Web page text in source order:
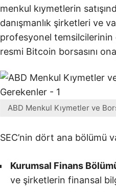
menkul kıymetlerin
danışmanlık şirketleri ve
profesyonel temsilcilerinin
resmi Bitcoin borsasını
ABD Menkul Kıymetler ve
SEC’nin dört ana bölümü
Kurumsal Finans
ve şirketlerin finansal